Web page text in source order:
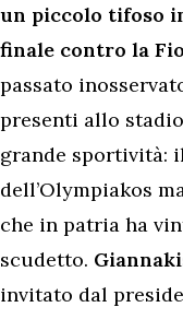
un piccolo tifoso
finale contro la
passato
presenti allo
grande sportività:
dell’Olympiakos
che in patria ha
scudetto.
invitato dal